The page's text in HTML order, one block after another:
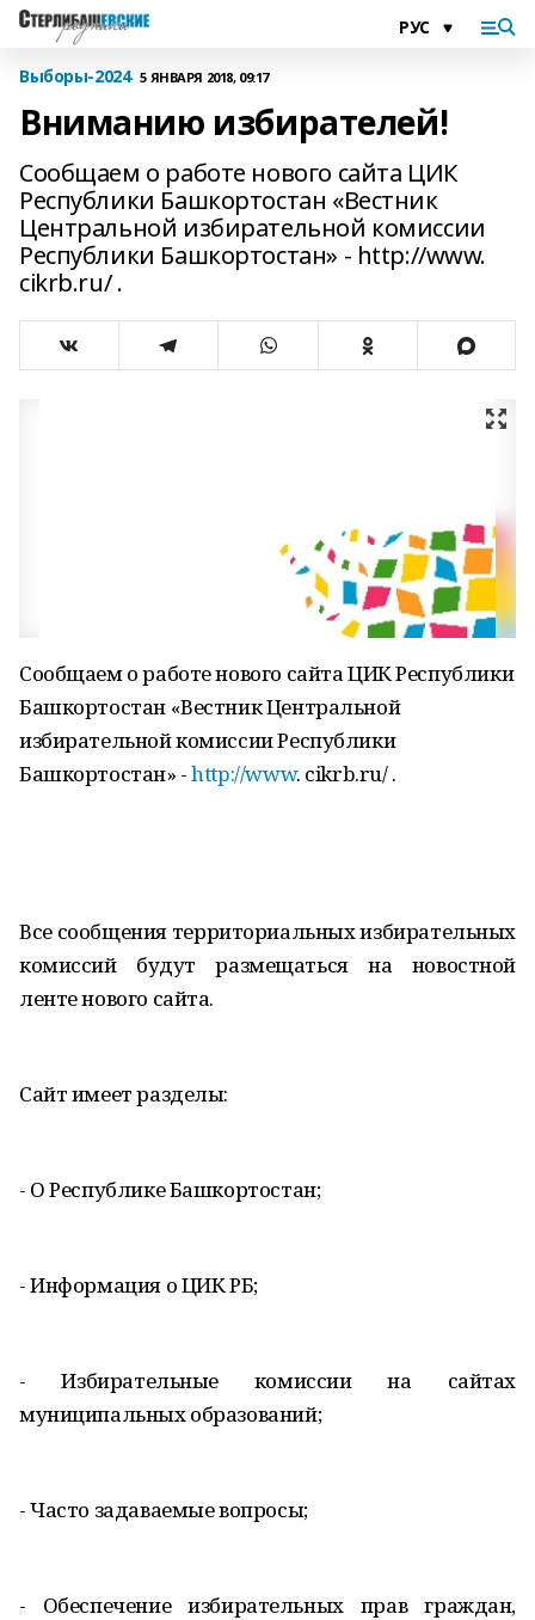
Выборы-2024 5 ЯНВАРЯ 2018, 09:17
Вниманию избирателей!
Сообщаем о работе нового сайта ЦИК
Республики Башкортостан «Вестник
Центральной избирательной комиссии
Республики Башкортостан» - http://www.
cikrb.ru/ .
Сообщаем о работе нового сайта ЦИК Республики
Башкортостан «Вестник Центральной
избирательной комиссии Республики
Башкортостан» -http://www. cikrb.ru/ .
Все сообщения территориальных избирательных
комиссий будут размещаться на новостной
ленте нового сайта.
Сайт имеет разделы:
- О Республике Башкортостан;
- Информация о ЦИК РБ;
- Избирательные комиссии на сайтах
муниципальных образований;
- Часто задаваемые вопросы;
- Обеспечение избирательных прав граждан,